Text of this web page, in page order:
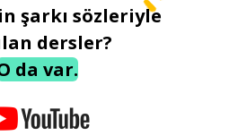
şarkı sözleriyle
dersler?
da var.